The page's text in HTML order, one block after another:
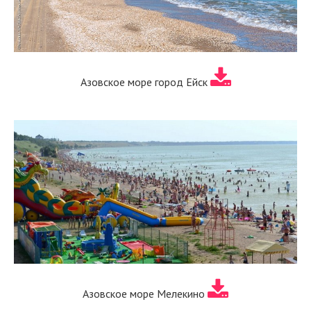
Азовское море город Ейск
Азовское море Мелекино